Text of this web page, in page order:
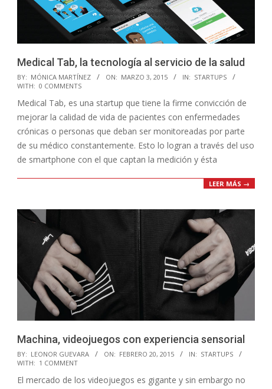
Medical Tab, la tecnología al servicio de la salud
2015-
03-
03
BY: MÓNICA MARTÍNEZ ON: MARZO 3, 2015 IN: STARTUPS
WITH: 0 COMMENTS
Medical Tab, es una startup que tiene la firme convicción de
mejorar la calidad de vida de pacientes con enfermedades
crónicas o personas que deban ser monitoreadas por parte
de su médico constantemente. Esto lo logran a través del uso
de smartphone con el que captan la medición y ésta
LEER MÁS →
Machina, videojuegos con experiencia sensorial
2015-
02-
20
BY: LEONOR GUEVARA ON: FEBRERO 20, 2015 IN: STARTUPS
WITH: 1 COMMENT
El mercado de los videojuegos es gigante y sin embargo no